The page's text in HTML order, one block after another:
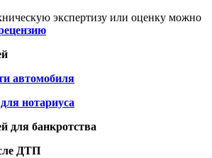
экспертизу или оценку можно
автомобиля
нотариуса
для банкротства
ДТП